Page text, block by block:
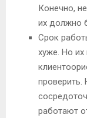
Конечно,
их должно
Срок
хуже. Но их
работают